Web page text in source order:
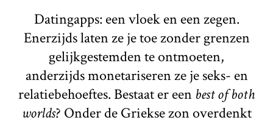
Datingapps: een vloek en een zegen.
Enerzijds laten ze je toe zonder grenzen
gelijkgestemden te ontmoeten,
anderzijds monetariseren ze je seks- en
relatiebehoeftes. Bestaat er een best of both
worlds? Onder de Griekse zon overdenkt